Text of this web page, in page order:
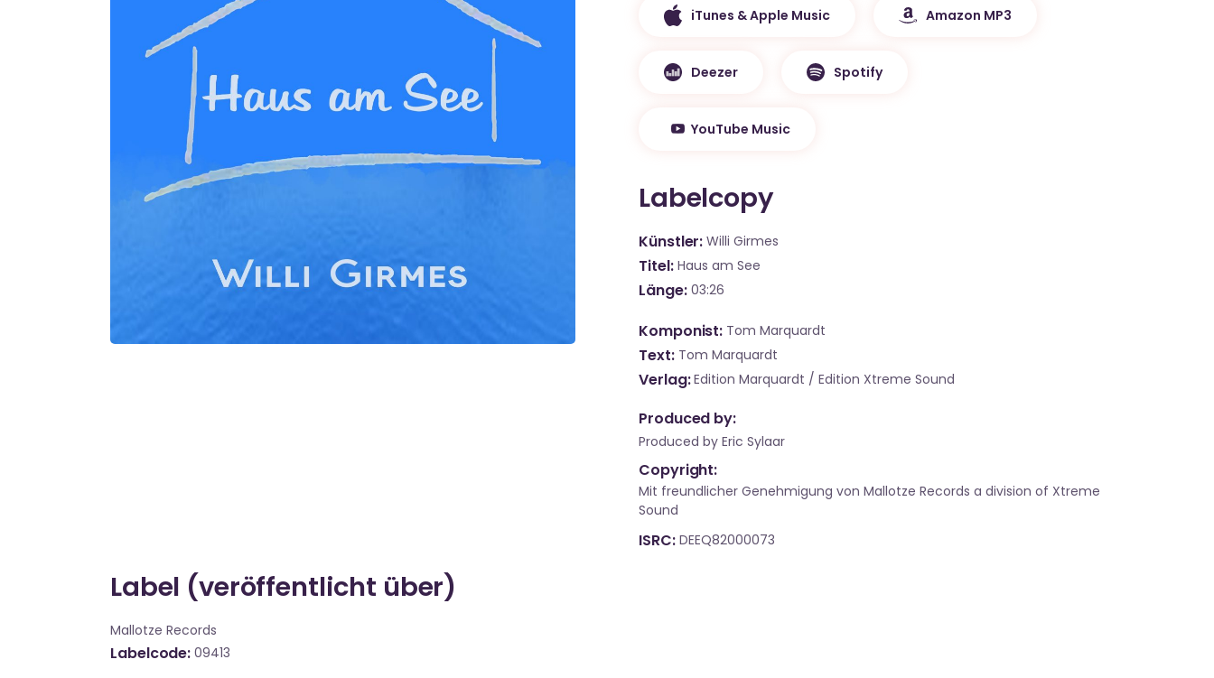
iTunes & Apple Music Amazon MP3
Deezer Spotify
YouTube Music
Labelcopy
Künstler Willi Girmes
Titel Haus am See
Länge 03:26
Komponist Tom Marquardt
Text Tom Marquardt
Verlag Edition Marquardt / Edition Xtreme Sound
Produced by:
Produced by Eric Sylaar
Copyright:
Mit freundlicher Genehmigung von Mallotze Records a division of Xtreme
Sound
ISRC DEEQ82000073
Label (veröffentlicht über)
Mallotze Records
Labelcode 09413